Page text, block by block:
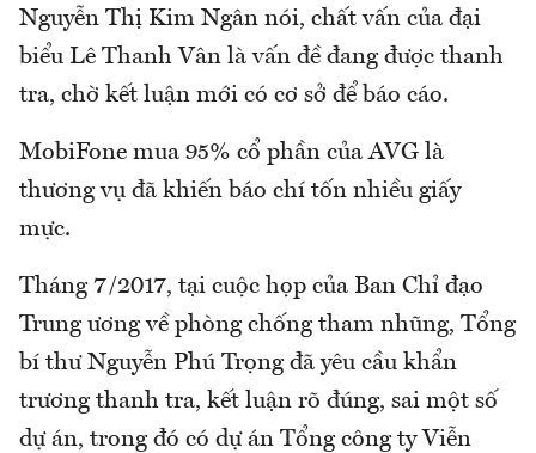
Nguyễn Thị Kim Ngân nói, chất vấn của đại
biểu Lê Thanh Vân là vấn đề đang được thanh
tra, chờ kết luận mới có cơ sở để báo cáo.
MobiFone mua 95% cổ phần của AVG là
thương vụ đã khiến báo chí tốn nhiều giấy
mực.
Tháng 7/2017, tại cuộc họp của Ban Chỉ đạo
Trung ương về phòng chống tham nhũng, Tổng
bí thư Nguyễn Phú Trọng đã yêu cầu khẩn
trương thanh tra, kết luận rõ đúng, sai một số
dự án, trong đó có dự án Tổng công ty Viễn